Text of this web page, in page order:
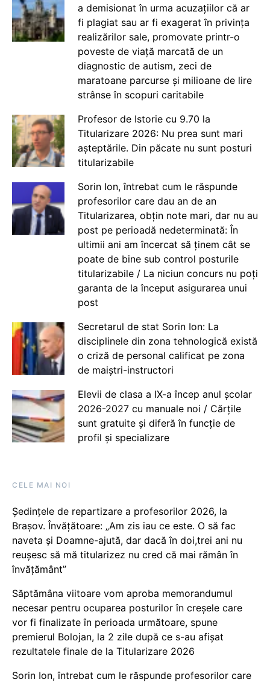
a demisionat în urma acuzațiilor că ar
fi plagiat sau ar fi exagerat în privința
realizărilor sale, promovate printr-o
poveste de viață marcată de un
diagnostic de autism, zeci de
maratoane parcurse și milioane de lire
strânse în scopuri caritabile
Profesor de Istorie cu 9.70 la
Titularizare 2026: Nu prea sunt mari
așteptările. Din păcate nu sunt posturi
titularizabile
Sorin Ion, întrebat cum le răspunde
profesorilor care dau an de an
Titularizarea, obțin note mari, dar nu au
post pe perioadă nedeterminată: În
ultimii ani am încercat să ținem cât se
poate de bine sub control posturile
titularizabile / La niciun concurs nu poți
garanta de la început asigurarea unui
post
Secretarul de stat Sorin Ion: La
disciplinele din zona tehnologică există
o criză de personal calificat pe zona
de maiștri-instructori
Elevii de clasa a IX-a încep anul școlar
2026-2027 cu manuale noi / Cărțile
sunt gratuite și diferă în funcție de
profil și specializare
CELE MAI NOI
Ședințele de repartizare a profesorilor 2026, la
Brașov. Învățătoare: „Am zis iau ce este. O să fac
naveta și Doamne-ajută, dar dacă în doi,trei ani nu
reușesc să mă titularizez nu cred că mai rămân în
învățământ”
Săptămâna viitoare vom aproba memorandumul
necesar pentru ocuparea posturilor în creșele care
vor fi finalizate în perioada următoare, spune
premierul Bolojan, la 2 zile după ce s-au afișat
rezultatele finale de la Titularizare 2026
Sorin Ion, întrebat cum le răspunde profesorilor care